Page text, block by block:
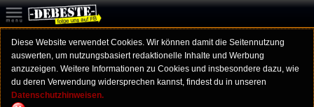
Diese Website verwendet Cookies. Wir können damit die Seitennutzung
auswerten, um nutzungsbasiert redaktionelle Inhalte und Werbung
anzuzeigen. Weitere Informationen zu Cookies und insbesondere dazu, wie
du deren Verwendung widersprechen kannst, findest du in unseren
Datenschutzhinweisen.